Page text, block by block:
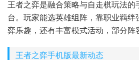
王者之弈是融合策略与自走棋玩法的
台。玩家能选英雄组阵，靠职业羁绊
弈乐趣，还有丰富模式活动，部分阵
王者之弈手机版最新动态